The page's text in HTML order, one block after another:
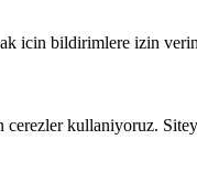
icin bildirimlere izin
cerezler kullaniyoruz.